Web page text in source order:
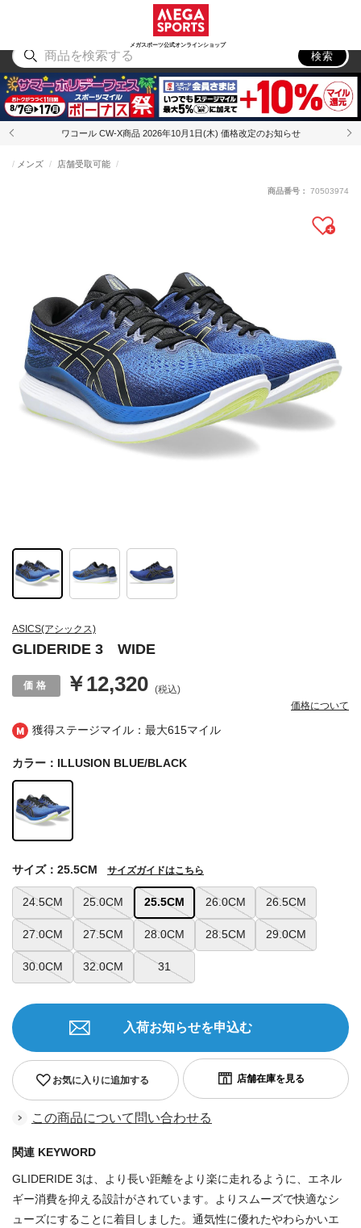
メガスポーツ公式オンラインショップ
アウトドア
検索
ワコール CW-X商品 2026年10月1日(木) 価格改定のお知らせ
獲得ステージマイル：最大615マイル
ASICS(アシックス)
GLIDERIDE 3 WIDE
メンズ 店舗受取可能
￥12,320 (税込)
価格について
商品番号： 70503974
カラー：ILLUSION BLUE/BLACK
24.5CM 25.0CM 25.5CM 26.0CM 26.5CM
27.0CM 27.5CM 28.0CM 28.5CM 29.0CM
30.0CM 32.0CM 31
サイズ：25.5CM サイズガイドはこちら
お気に入りに追加する
入荷お知らせを申込む
この商品について問い合わせる
関連 KEYWORD
GLIDERIDE 3は、より長い距離をより楽に走れるように、エネル
ギー消費を抑える設計がされています。よりスムーズで快適なシ
ューズにすることに着目しました。通気性に優れたやわらかいエ